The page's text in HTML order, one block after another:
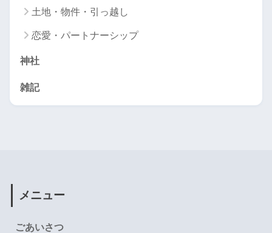
土地・物件・引っ越し
恋愛・パートナーシップ
神社
雑記
メニュー
ごあいさつ